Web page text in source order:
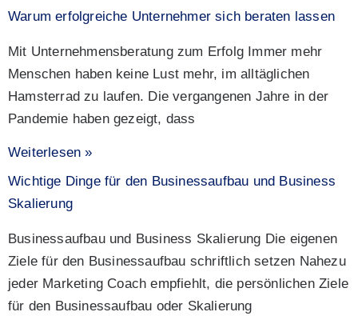
Warum erfolgreiche Unternehmer sich beraten lassen
Mit Unternehmensberatung zum Erfolg Immer mehr
Menschen haben keine Lust mehr, im alltäglichen
Hamsterrad zu laufen. Die vergangenen Jahre in der
Pandemie haben gezeigt, dass
Weiterlesen »
Wichtige Dinge für den Businessaufbau und Business
Skalierung
Businessaufbau und Business Skalierung Die eigenen
Ziele für den Businessaufbau schriftlich setzen Nahezu
jeder Marketing Coach empfiehlt, die persönlichen Ziele
für den Businessaufbau oder Skalierung